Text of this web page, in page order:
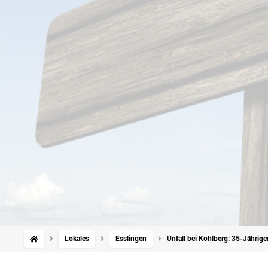
Lokales Esslingen Unfall bei Kohlberg: 35-